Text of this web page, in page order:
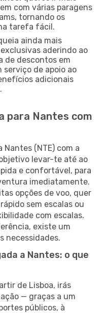
com várias paragens
tornando os
tarefa fácil.
ainda mais
aderindo ao
de descontos em
serviço de apoio ao
adicionais
para Nantes com
Nantes (NTE) com a
levar-te até ao
e confortável, para
imediatamente.
opções de voo, quer
sem escalas ou
com escalas.
existe um
necessidades.
a Nantes: o que
de Lisboa, irás
— graças a um
públicos, à